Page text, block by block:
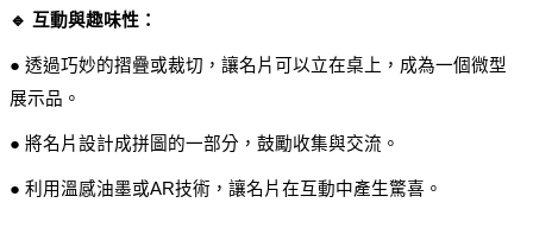
🔹 互動與趣味性：
● 透過巧妙的摺疊或裁切，讓名片可以立在桌上，成為一個微型
展示品。
● 將名片設計成拼圖的一部分，鼓勵收集與交流。
● 利用溫感油墨或AR技術，讓名片在互動中產生驚喜。